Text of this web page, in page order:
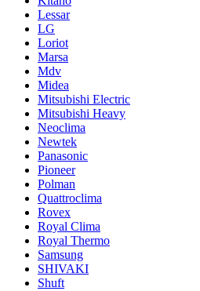
Lessar
LG
Loriot
Marsa
Mdv
Midea
Mitsubishi Electric
Mitsubishi Heavy
Neoclima
Newtek
Panasonic
Pioneer
Polman
Quattroclima
Rovex
Royal Clima
Royal Thermo
Samsung
SHIVAKI
Shuft